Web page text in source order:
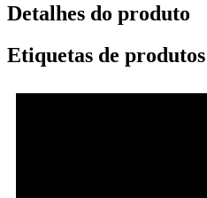
Detalhes do produto
Etiquetas de produtos